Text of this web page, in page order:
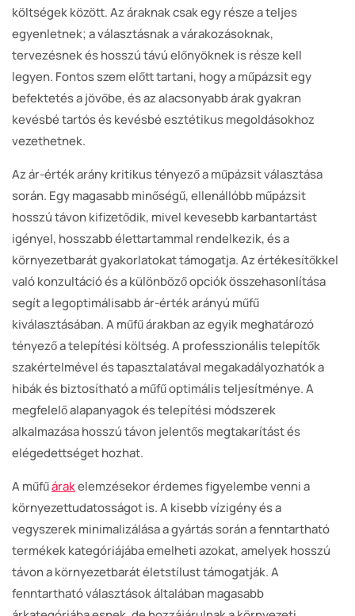
költségek között. Az áraknak csak egy része a teljes
egyenletnek; a választásnak a várakozásoknak,
tervezésnek és hosszú távú előnyöknek is része kell
legyen. Fontos szem előtt tartani, hogy a műpázsit egy
befektetés a jövőbe, és az alacsonyabb árak gyakran
kevésbé tartós és kevésbé esztétikus megoldásokhoz
vezethetnek.
Az ár-érték arány kritikus tényező a műpázsit választása
során. Egy magasabb minőségű, ellenállóbb műpázsit
hosszú távon kifizetődik, mivel kevesebb karbantartást
igényel, hosszabb élettartammal rendelkezik, és a
környezetbarát gyakorlatokat támogatja. Az értékesítőkkel
való konzultáció és a különböző opciók összehasonlítása
segít a legoptimálisabb ár-érték arányú műfű
kiválasztásában. A műfű árakban az egyik meghatározó
tényező a telepítési költség. A professzionális telepítők
szakértelmével és tapasztalatával megakadályozhatók a
hibák és biztosítható a műfű optimális teljesítménye. A
megfelelő alapanyagok és telepítési módszerek
alkalmazása hosszú távon jelentős megtakarítást és
elégedettséget hozhat.
A műfűárakelemzésekor érdemes figyelembe venni a
környezettudatosságot is. A kisebb vízigény és a
vegyszerek minimalizálása a gyártás során a fenntartható
termékek kategóriájába emelheti azokat, amelyek hosszú
távon a környezetbarát életstílust támogatják. A
fenntartható választások általában magasabb